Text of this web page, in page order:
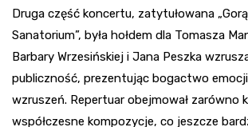
Druga część koncertu, zatytułowana
Sanatorium”, była hołdem dla Tomasza
Barbary Wrzesińskiej i Jana Peszka
publiczność, prezentując bogactwo
wzruszeń. Repertuar obejmował zarówno
współczesne kompozycje, co jeszcze